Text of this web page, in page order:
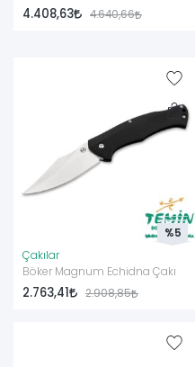
4.408,63 4.640,66
Çakılar
Böker Magnum Echidna Çakı
2.763,41 2.908,85
%5